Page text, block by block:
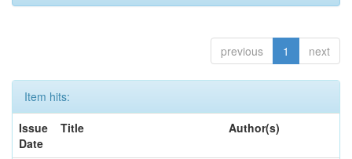
previous 1 next
Item hits:
Issue
Date
Title Author(s)